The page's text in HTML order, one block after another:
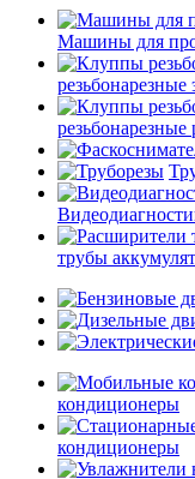
Машины для
резьбонарезные
трубы
кондиционеры
кондиционеры